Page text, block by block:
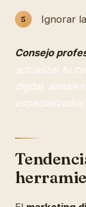
Ignorar
Consejo
actualizar tu
digital,